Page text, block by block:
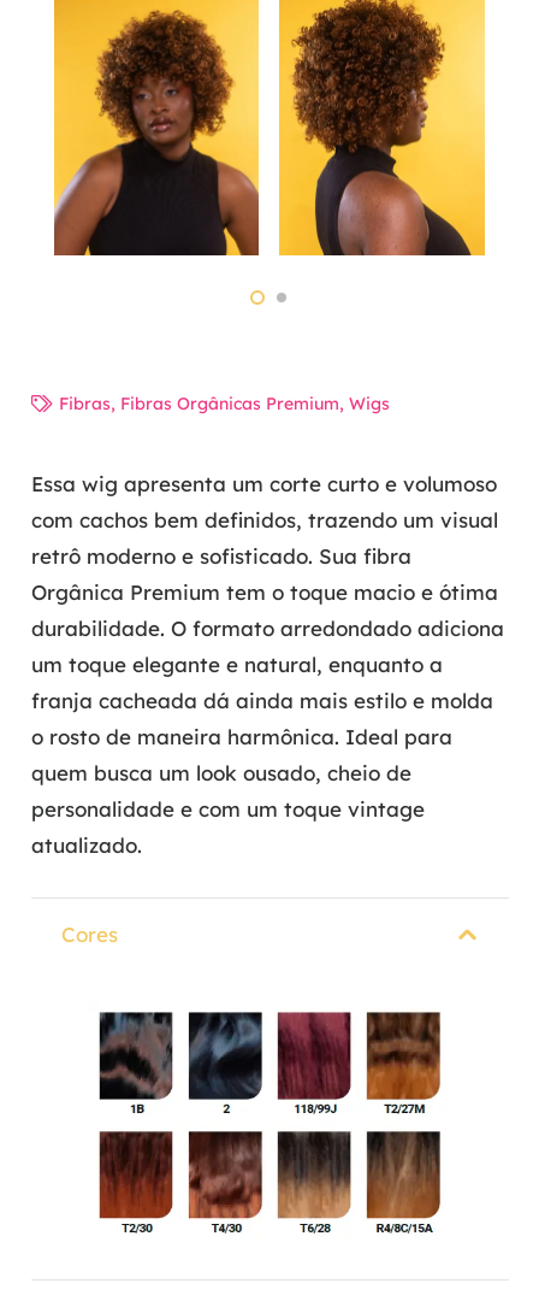
Fibras, Fibras Orgânicas Premium,Wigs
Essa wig apresenta um corte curto e volumoso
com cachos bem definidos, trazendo um visual
retrô moderno e sofisticado. Sua fibra
Orgânica Premium tem o toque macio e ótima
durabilidade. O formato arredondado adiciona
um toque elegante e natural, enquanto a
franja cacheada dá ainda mais estilo e molda
o rosto de maneira harmônica. Ideal para
quem busca um look ousado, cheio de
personalidade e com um toque vintage
atualizado.
Cores